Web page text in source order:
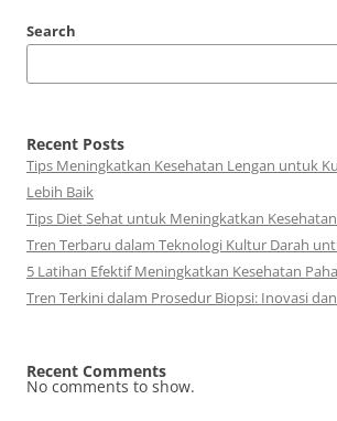
Search
Recent Posts
Tips Meningkatkan Kesehatan Lengan untuk
Lebih Baik
Tips Diet Sehat untuk Meningkatkan
Tren Terbaru dalam Teknologi Kultur Darah
5 Latihan Efektif Meningkatkan Kesehatan
Tren Terkini dalam Prosedur Biopsi: Inovasi
Recent Comments
No comments to show.